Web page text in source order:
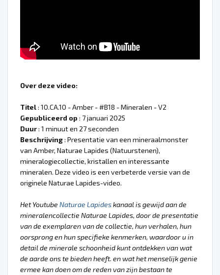
Over deze video:
Titel: 10.CA.10 - Amber - #B18 - Mineralen - V2
Gepubliceerd op : 7 januari 2025
Duur: 1 minuut en 27 seconden
Beschrijving: Presentatie van een mineraalmonster
van Amber, Naturae Lapides (Natuurstenen),
mineralogiecollectie, kristallen en interessante
mineralen. Deze video is een verbeterde versie van de
originele Naturae Lapides-video.
Het Youtube Naturae Lapideskanaal is gewijd aan de
mineralencollectie Naturae Lapides, door de presentatie
van de exemplaren van de collectie, hun verhalen, hun
oorsprong en hun specifieke kenmerken, waardoor u in
detail de minerale schoonheid kunt ontdekken van wat
de aarde ons te bieden heeft. en wat het menselijk genie
ermee kan doen om de reden van zijn bestaan te